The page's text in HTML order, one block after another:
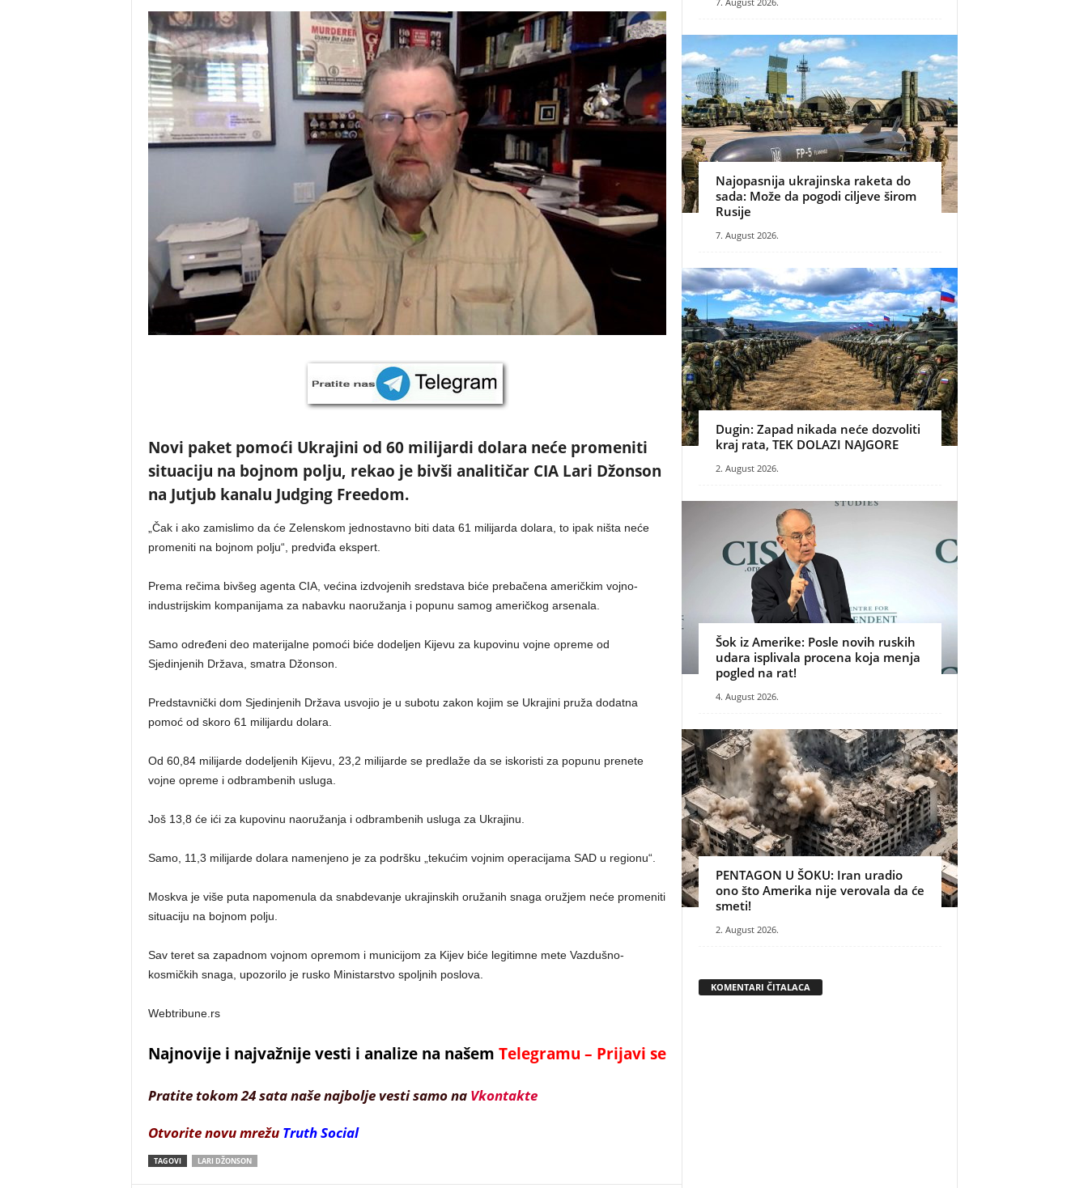
Novi paket pomoći Ukrajini od 60 milijardi dolara neće promeniti
situaciju na bojnom polju, rekao je bivši analitičar CIA Lari Džonson
na Jutjub kanalu Judging Freedom.
„Čak i ako zamislimo da će Zelenskom jednostavno biti data 61 milijarda dolara, to ipak ništa neće
promeniti na bojnom polju“, predviđa ekspert.
Prema rečima bivšeg agenta CIA, većina izdvojenih sredstava biće prebačena američkim vojno-
industrijskim kompanijama za nabavku naoružanja i popunu samog američkog arsenala.
Samo određeni deo materijalne pomoći biće dodeljen Kijevu za kupovinu vojne opreme od
Sjedinjenih Država, smatra Džonson.
Predstavnički dom Sjedinjenih Država usvojio je u subotu zakon kojim se Ukrajini pruža dodatna
pomoć od skoro 61 milijardu dolara.
Od 60,84 milijarde dodeljenih Kijevu, 23,2 milijarde se predlaže da se iskoristi za popunu prenete
vojne opreme i odbrambenih usluga.
Još 13,8 će ići za kupovinu naoružanja i odbrambenih usluga za Ukrajinu.
Samo, 11,3 milijarde dolara namenjeno je za podršku „tekućim vojnim operacijama SAD u regionu“.
Moskva je više puta napomenula da snabdevanje ukrajinskih oružanih snaga oružjem neće promeniti
situaciju na bojnom polju.
Sav teret sa zapadnom vojnom opremom i municijom za Kijev biće legitimne mete Vazdušno-
kosmičkih snaga, upozorilo je rusko Ministarstvo spoljnih poslova.
Webtribune.rs
Najnovije i najvažnije vesti i analize na našem Telegramu – Prijavi se
Pratite tokom 24 sata naše najbolje vesti samo na Vkontakte
Otvorite novu mrežu Truth Social
TAGOVI LARI DŽONSON
Najopasnija ukrajinska raketa do
sada: Može da pogodi ciljeve širom
Rusije
7. August 2026.
Dugin: Zapad nikada neće dozvoliti
kraj rata, TEK DOLAZI NAJGORE
2. August 2026.
Šok iz Amerike: Posle novih ruskih
udara isplivala procena koja menja
pogled na rat!
4. August 2026.
PENTAGON U ŠOKU: Iran uradio
ono što Amerika nije verovala da će
smeti!
2. August 2026.
KOMENTARI ČITALACA